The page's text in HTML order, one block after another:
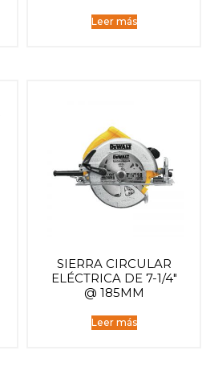
Leer más
SIERRA CIRCULAR
ELÉCTRICA DE 7-1/4″
@ 185MM
Leer más